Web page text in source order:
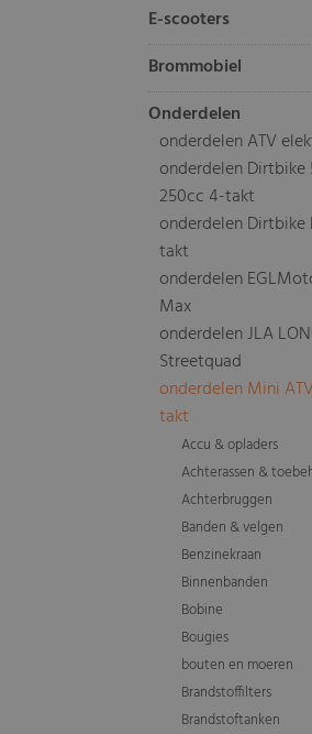
E-scooters
Brommobiel
Onderdelen
onderdelen ATV
onderdelen Dirtbike
250cc 4-takt
onderdelen Dirtbike
takt
onderdelen
Max
onderdelen JLA
Streetquad
onderdelen Mini
takt
Accu & opladers
Achterassen &
Achterbruggen
Banden & velgen
Benzinekraan
Binnenbanden
Bobine
Bougies
bouten en moeren
Brandstoffilters
Brandstoftanken